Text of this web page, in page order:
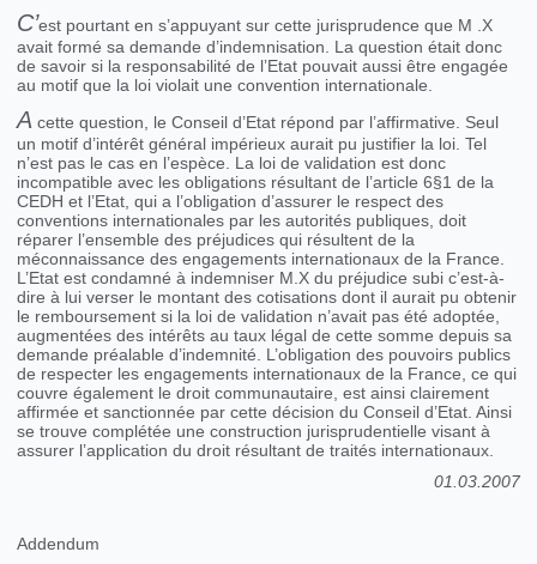
C’est pourtant en s’appuyant sur cette jurisprudence que M .X
avait formé sa demande d’indemnisation. La question était donc
de savoir si la responsabilité de l’Etat pouvait aussi être engagée
au motif que la loi violait une convention internationale.
A cette question, le Conseil d’Etat répond par l’affirmative. Seul
un motif d’intérêt général impérieux aurait pu justifier la loi. Tel
n’est pas le cas en l’espèce. La loi de validation est donc
incompatible avec les obligations résultant de l’article 6§1 de la
CEDH et l’Etat, qui a l’obligation d’assurer le respect des
conventions internationales par les autorités publiques, doit
réparer l’ensemble des préjudices qui résultent de la
méconnaissance des engagements internationaux de la France.
L’Etat est condamné à indemniser M.X du préjudice subi c’est-à-
dire à lui verser le montant des cotisations dont il aurait pu obtenir
le remboursement si la loi de validation n’avait pas été adoptée,
augmentées des intérêts au taux légal de cette somme depuis sa
demande préalable d’indemnité. L’obligation des pouvoirs publics
de respecter les engagements internationaux de la France, ce qui
couvre également le droit communautaire, est ainsi clairement
affirmée et sanctionnée par cette décision du Conseil d’Etat. Ainsi
se trouve complétée une construction jurisprudentielle visant à
assurer l’application du droit résultant de traités internationaux.
01.03.2007
Addendum